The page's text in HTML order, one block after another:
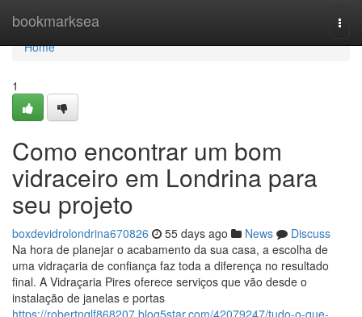
bookmarksea
Home
Home
1
Como encontrar um bom
vidraceiro em Londrina para
seu projeto
boxdevidrolondrina670826 55 days ago News
Discuss
Na hora de planejar o acabamento da sua casa, a escolha de
uma vidraçaria de confiança faz toda a diferença no resultado
final. A Vidraçaria Pires oferece serviços que vão desde o
instalação de janelas e portas
https://robertnqlf868207.blog5star.com/42079247/tudo-o-que-